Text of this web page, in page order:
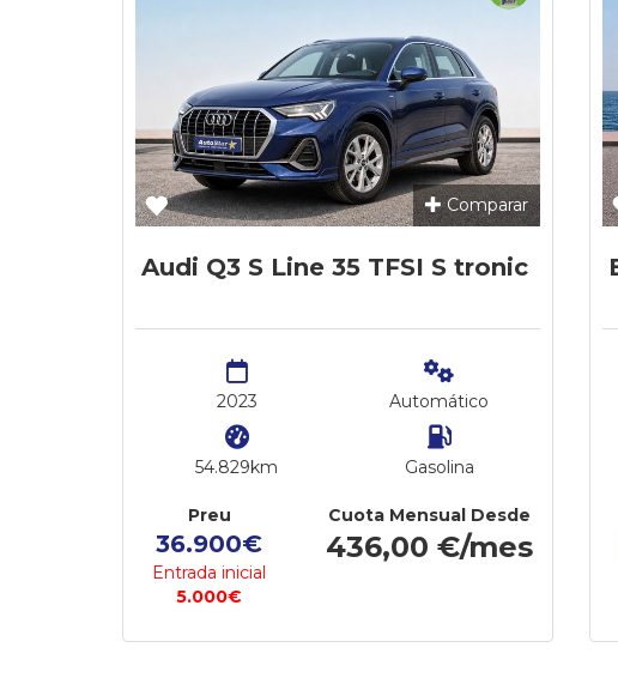
Comparar
Audi Q3 S Line 35 TFSI S tronic
2023
54.829km
Automático
Gasolina
Preu
36.900€
Entrada inicial
5.000€
Cuota Mensual Desde
436,00 €/mes